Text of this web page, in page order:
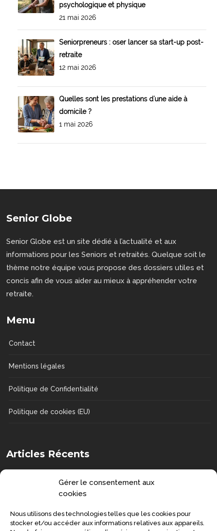
Gérer le consentement aux
cookies
Nous utilisons des technologies telles que les cookies pour
stocker et/ou accéder aux informations relatives aux appareils.
psychologique et physique
21 mai 2026
Seniorpreneurs : oser lancer sa start-up post-
retraite
12 mai 2026
Quelles sont les prestations d'une aide à
domicile ?
1 mai 2026
Senior Globe
Senior Globe est un site dédié à l’actualité et aux
informations pour les Seniors et retraités. Quelque soit le
thème notre équipe vous propose des dossiers utiles et
concis afin de vous aider au mieux à appréhender votre
retraite.
Menu
Contact
Mentions légales
Politique de Confidentialité
Politique de cookies (EU)
Articles Récents
sa santé
Symptômes de la maladie de